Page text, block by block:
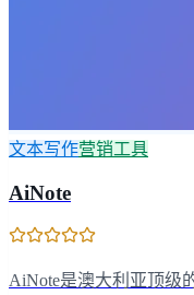
文本写作营销工具
AiNote
AiNote是澳大利亚顶级